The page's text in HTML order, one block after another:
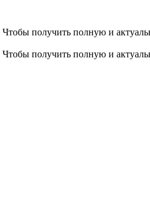
Чтобы получить полную и
Чтобы получить полную и